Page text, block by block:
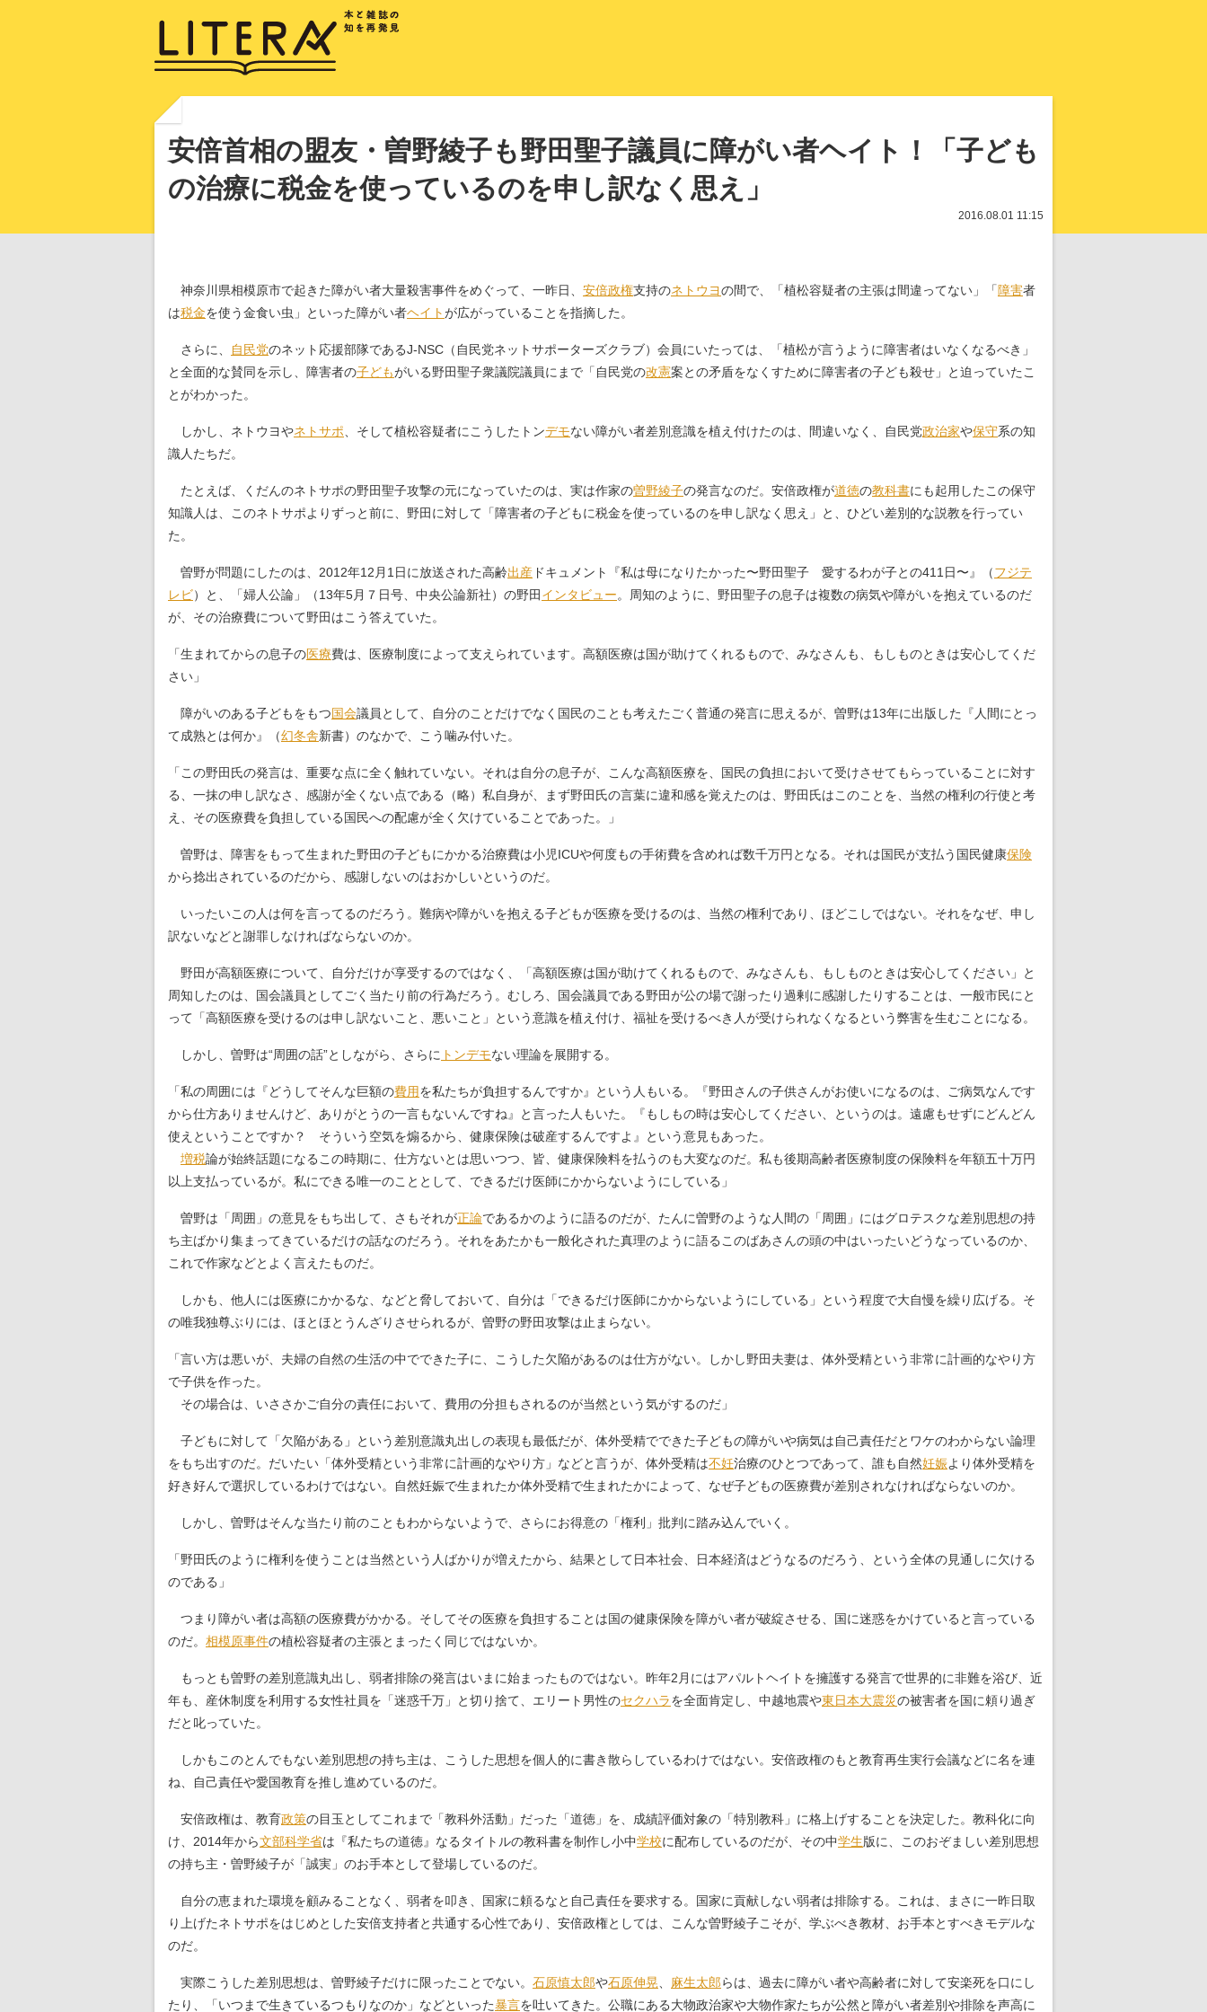
安倍首相の盟友・曽野綾子も野田聖子議員に障がい者ヘイト！「子ども
の治療に税金を使っているのを申し訳なく思え」
2016.08.01 11:15
神奈川県相模原市で起きた障がい者大量殺害事件をめぐって、一昨日、 安倍政権支持のネトウヨの間で、「植松容疑者の主張は間違ってない」「障害者
は税金を使う金食い虫」といった障がい者ヘイトが広がっていることを指摘した。
さらに、 自民党のネット応援部隊であるJ-NSC（自民党ネットサポーターズクラブ）会員にいたっては、「植松が言うように障害者はいなくなるべき」
と全面的な賛同を示し、障害者の子どもがいる野田聖子衆議院議員にまで「自民党の改憲案との矛盾をなくすために障害者の子ども殺せ」と迫っていたこ
とがわかった。
しかし、ネトウヨやネトサポ 、そして植松容疑者にこうしたトンデモない障がい者差別意識を植え付けたのは、間違いなく、自民党政治家や保守系の知
識人たちだ。
たとえば、くだんのネトサポの野田聖子攻撃の元になっていたのは、実は作家の曽野綾子の発言なのだ。安倍政権が道徳の教科書にも起用したこの保守
知識人は、このネトサポよりずっと前に、野田に対して「障害者の子どもに税金を使っているのを申し訳なく思え」と、ひどい差別的な説教を行ってい
た。
曽野が問題にしたのは、2012年12月1日に放送された高齢出産 ドキュメント『私は母になりたかった〜野田聖子 愛するわが子との411日〜』（フジテ
レビ）と、「婦人公論」（13年5月７日号、中央公論新社）の野田 インタビュー。周知のように、野田聖子の息子は複数の病気や障がいを抱えているのだ
が、その治療費について野田はこう答えていた。
「生まれてからの息子の医療費は、医療制度によって支えられています。高額医療は国が助けてくれるもので、みなさんも、もしものときは安心してくだ
さい」
障がいのある子どもをもつ国会議員として、自分のことだけでなく国民のことも考えたごく普通の発言に思えるが、曽野は13年に出版した『人間にとっ
て成熟とは何か』（幻冬舎新書）のなかで、こう噛み付いた。
「この野田氏の発言は、重要な点に全く触れていない。それは自分の息子が、こんな高額医療を、国民の負担において受けさせてもらっていることに対す
る、一抹の申し訳なさ、感謝が全くない点である（略）私自身が、まず野田氏の言葉に違和感を覚えたのは、野田氏はこのことを、当然の権利の行使と考
え、その医療費を負担している国民への配慮が全く欠けていることであった。」
曽野は、障害をもって生まれた野田の子どもにかかる治療費は小児ICUや何度もの手術費を含めれば数千万円となる。それは国民が支払う国民健康保険
から捻出されているのだから、感謝しないのはおかしいというのだ。
いったいこの人は何を言ってるのだろう。難病や障がいを抱える子どもが医療を受けるのは、当然の権利であり、ほどこしではない。それをなぜ、申し
訳ないなどと謝罪しなければならないのか。
野田が高額医療について、自分だけが享受するのではなく、「高額医療は国が助けてくれるもので、みなさんも、もしものときは安心してください」と
周知したのは、国会議員としてごく当たり前の行為だろう。むしろ、国会議員である野田が公の場で謝ったり過剰に感謝したりすることは、一般市民にと
って「高額医療を受けるのは申し訳ないこと、悪いこと」という意識を植え付け、福祉を受けるべき人が受けられなくなるという弊害を生むことになる。
しかし、曽野は“周囲の話”としながら、さらに トンデモない理論を展開する。
「私の周囲には『どうしてそんな巨額の費用を私たちが負担するんですか』という人もいる。『野田さんの子供さんがお使いになるのは、ご病気なんです
から仕方ありませんけど、ありがとうの一言もないんですね』と言った人もいた。『もしもの時は安心してください、というのは。遠慮もせずにどんどん
使えということですか？ そういう空気を煽るから、健康保険は破産するんですよ』という意見もあった。
増税論が始終話題になるこの時期に、仕方ないとは思いつつ、皆、健康保険料を払うのも大変なのだ。私も後期高齢者医療制度の保険料を年額五十万円
以上支払っているが。私にできる唯一のこととして、できるだけ医師にかからないようにしている」
曽野は「周囲」の意見をもち出して、さもそれが正論であるかのように語るのだが、たんに曽野のような人間の「周囲」にはグロテスクな差別思想の持
ち主ばかり集まってきているだけの話なのだろう。それをあたかも一般化された真理のように語るこのばあさんの頭の中はいったいどうなっているのか、
これで作家などとよく言えたものだ。
しかも、他人には医療にかかるな、などと脅しておいて、自分は「できるだけ医師にかからないようにしている」という程度で大自慢を繰り広げる。そ
の唯我独尊ぶりには、ほとほとうんざりさせられるが、曽野の野田攻撃は止まらない。
「言い方は悪いが、夫婦の自然の生活の中でできた子に、こうした欠陥があるのは仕方がない。しかし野田夫妻は、体外受精という非常に計画的なやり方
で子供を作った。
その場合は、いささかご自分の責任において、費用の分担もされるのが当然という気がするのだ」
子どもに対して「欠陥がある」という差別意識丸出しの表現も最低だが、体外受精でできた子どもの障がいや病気は自己責任だとワケのわからない論理
をもち出すのだ。だいたい「体外受精という非常に計画的なやり方」などと言うが、体外受精は不妊治療のひとつであって、誰も自然妊娠より体外受精を
好き好んで選択しているわけではない。自然妊娠で生まれたか体外受精で生まれたかによって、なぜ子どもの医療費が差別されなければならないのか。
しかし、曽野はそんな当たり前のこともわからないようで、さらにお得意の「権利」批判に踏み込んでいく。
「野田氏のように権利を使うことは当然という人ばかりが増えたから、結果として日本社会、日本経済はどうなるのだろう、という全体の見通しに欠ける
のである」
つまり障がい者は高額の医療費がかかる。そしてその医療を負担することは国の健康保険を障がい者が破綻させる、国に迷惑をかけていると言っている
のだ。 相模原事件の植松容疑者の主張とまったく同じではないか。
もっとも曽野の差別意識丸出し、弱者排除の発言はいまに始まったものではない。昨年2月にはアパルトヘイトを擁護する発言で世界的に非難を浴び、近
年も、産休制度を利用する女性社員を「迷惑千万」と切り捨て、エリート男性のセクハラを全面肯定し、中越地震や東日本大震災の被害者を国に頼り過ぎ
だと叱っていた。
しかもこのとんでもない差別思想の持ち主は、こうした思想を個人的に書き散らしているわけではない。安倍政権のもと教育再生実行会議などに名を連
ね、自己責任や愛国教育を推し進めているのだ。
安倍政権は、教育政策の目玉としてこれまで「教科外活動」だった「道徳」を、成績評価対象の「特別教科」に格上げすることを決定した。教科化に向
け、2014年から文部科学省は『私たちの道徳』なるタイトルの教科書を制作し小中学校に配布しているのだが、その中学生版に、このおぞましい差別思想
の持ち主・曽野綾子が「誠実」のお手本として登場しているのだ。
自分の恵まれた環境を顧みることなく、弱者を叩き、国家に頼るなと自己責任を要求する。国家に貢献しない弱者は排除する。これは、まさに一昨日取
り上げたネトサポをはじめとした安倍支持者と共通する心性であり、安倍政権としては、こんな曽野綾子こそが、学ぶべき教材、お手本とすべきモデルな
のだ。
実際こうした差別思想は、曽野綾子だけに限ったことでない。 石原慎太郎や石原伸晃 麻生太郎らは、過去に障がい者や高齢者に対して安楽死を口にし
たり、「いつまで生きているつもりなのか」などといった暴言を吐いてきた。公職にある大物政治家や大物作家たちが公然と障がい者差別や排除を声高に